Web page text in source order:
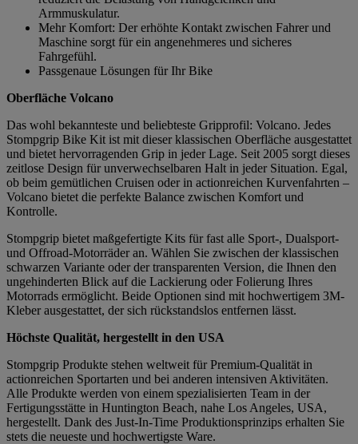
Armmuskulatur.
Mehr Komfort: Der erhöhte Kontakt zwischen Fahrer und
Maschine sorgt für ein angenehmeres und sicheres
Fahrgefühl.
Passgenaue Lösungen für Ihr Bike
Oberfläche Volcano
Das wohl bekannteste und beliebteste Gripprofil: Volcano. Jedes
Stompgrip Bike Kit ist mit dieser klassischen Oberfläche ausgestattet
und bietet hervorragenden Grip in jeder Lage. Seit 2005 sorgt dieses
zeitlose Design für unverwechselbaren Halt in jeder Situation. Egal,
ob beim gemütlichen Cruisen oder in actionreichen Kurvenfahrten –
Volcano bietet die perfekte Balance zwischen Komfort und
Kontrolle.
Stompgrip bietet maßgefertigte Kits für fast alle Sport-, Dualsport-
und Offroad-Motorräder an. Wählen Sie zwischen der klassischen
schwarzen Variante oder der transparenten Version, die Ihnen den
ungehinderten Blick auf die Lackierung oder Folierung Ihres
Motorrads ermöglicht. Beide Optionen sind mit hochwertigem 3M-
Kleber ausgestattet, der sich rückstandslos entfernen lässt.
Höchste Qualität, hergestellt in den USA
Stompgrip Produkte stehen weltweit für Premium-Qualität in
actionreichen Sportarten und bei anderen intensiven Aktivitäten.
Alle Produkte werden von einem spezialisierten Team in der
Fertigungsstätte in Huntington Beach, nahe Los Angeles, USA,
hergestellt. Dank des Just-In-Time Produktionsprinzips erhalten Sie
stets die neueste und hochwertigste Ware.